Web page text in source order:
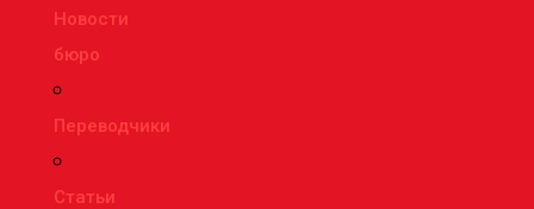
Новости
бюро
Переводчики
Статьи